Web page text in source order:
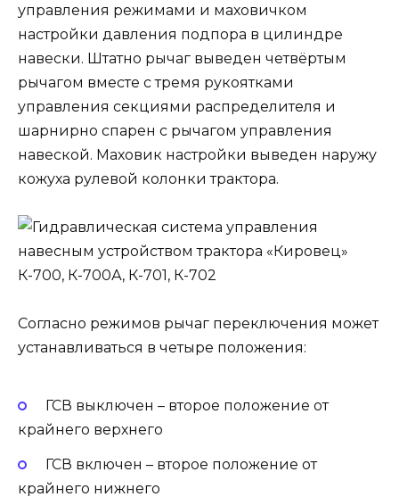
управления режимами и маховичком
настройки давления подпора в цилиндре
навески. Штатно рычаг выведен четвёртым
рычагом вместе с тремя рукоятками
управления секциями распределителя и
шарнирно спарен с рычагом управления
навеской. Маховик настройки выведен наружу
кожуха рулевой колонки трактора.
Согласно режимов рычаг переключения может
устанавливаться в четыре положения:
ГСВ выключен – второе положение от
крайнего верхнего
ГСВ включен – второе положение от
крайнего нижнего